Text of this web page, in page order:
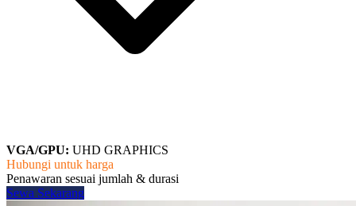
VGA/GPU: UHD GRAPHICS
Hubungi untuk harga
Penawaran sesuai jumlah & durasi
Sewa Sekarang